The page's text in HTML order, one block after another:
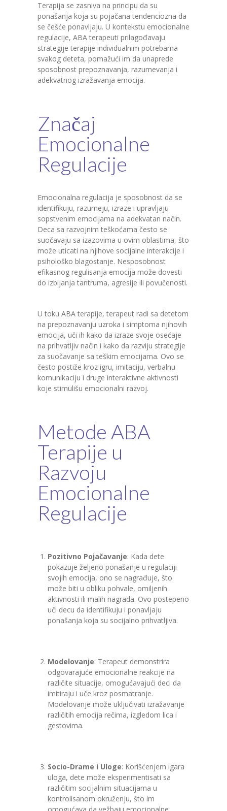
Terapija se zasniva na principu da su
ponašanja koja su pojačana tendenciozna da
se češće ponavljaju. U kontekstu emocionalne
regulacije, ABA terapeuti prilagođavaju
strategije terapije individualnim potrebama
svakog deteta, pomažući im da unaprede
sposobnost prepoznavanja, razumevanja i
adekvatnog izražavanja emocija.
Značaj
Emocionalne
Regulacije
Emocionalna regulacija je sposobnost da se
identifikuju, razumeju, izraze i upravljaju
sopstvenim emocijama na adekvatan način.
Deca sa razvojnim teškoćama često se
suočavaju sa izazovima u ovim oblastima, što
može uticati na njihove socijalne interakcije i
psihološko blagostanje. Nesposobnost
efikasnog regulisanja emocija može dovesti
do izbijanja tantruma, agresije ili povučenosti.
U toku ABA terapije, terapeut radi sa detetom
na prepoznavanju uzroka i simptoma njihovih
emocija, uči ih kako da izraze svoje osećaje
na prihvatljiv način i kako da razviju strategije
za suočavanje sa teškim emocijama. Ovo se
često postiže kroz igru, imitaciju, verbalnu
komunikaciju i druge interaktivne aktivnosti
koje stimulišu emocionalni razvoj.
Metode ABA
Terapije u
Razvoju
Emocionalne
Regulacije
Pozitivno Pojačavanje: Kada dete
pokazuje željeno ponašanje u regulaciji
svojih emocija, ono se nagrađuje, što
može biti u obliku pohvale, omiljenih
aktivnosti ili malih nagrada. Ovo postepeno
uči decu da identifikuju i ponavljaju
ponašanja koja su socijalno prihvatljiva.
Modelovanje: Terapeut demonstrira
odgovarajuće emocionalne reakcije na
različite situacije, omogućavajući deci da
imitiraju i uče kroz posmatranje.
Modelovanje može uključivati izražavanje
različitih emocija rečima, izgledom lica i
gestovima.
Socio-Drame i Uloge: Korišćenjem igara
uloga, dete može eksperimentisati sa
različitim socijalnim situacijama u
kontrolisanom okruženju, što im